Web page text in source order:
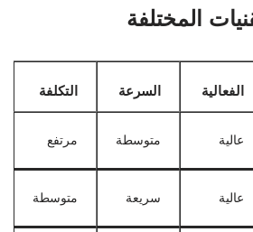
المختلفة
الفعالية السرعة التكلفة
عالية متوسطة مرتفع
عالية سريعة متوسطة